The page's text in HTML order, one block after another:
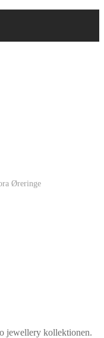
Øreringe
jewellery kollektionen.